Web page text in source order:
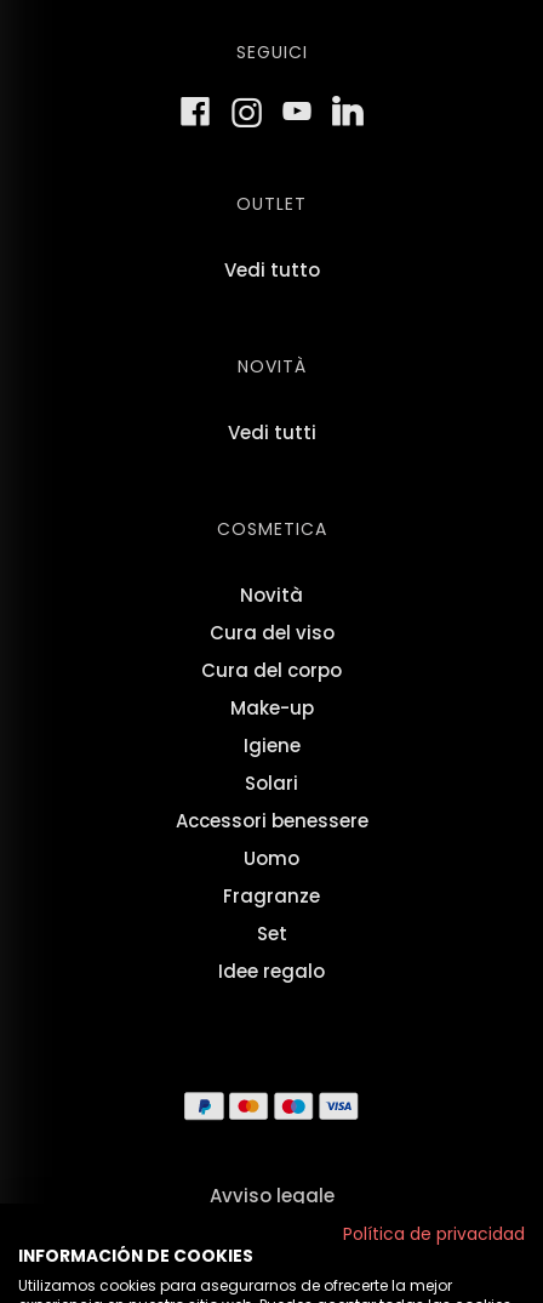
SEGUICI
OUTLET
Vedi tutto
NOVITÀ
Vedi tutti
COSMETICA
Novità
Cura del viso
Cura del corpo
Make-up
Igiene
Solari
Accessori benessere
Uomo
Fragranze
Set
Idee regalo
Avviso legale
Termini e CondizioniPolítica de privacidad
INFORMACIÓN DE COOKIES
Utilizamos cookies para asegurarnos de ofrecerte la mejor